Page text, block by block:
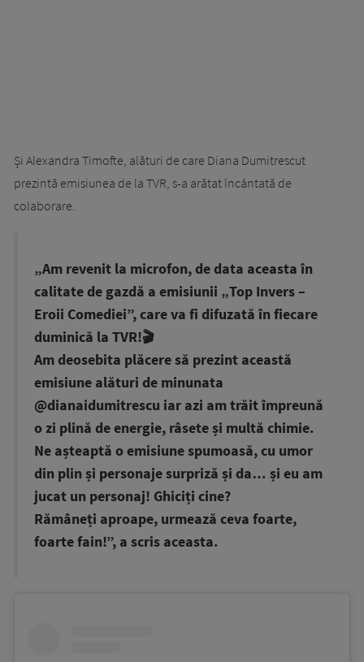
Și Alexandra Timofte, alături de care Diana Dumitrescut
prezintă emisiunea de la TVR, s-a arătat încântată de
colaborare.
„Am revenit la microfon, de data aceasta în
calitate de gazdă a emisiunii „Top Invers –
Eroii Comediei”, care va fi difuzată în fiecare
duminică la TVR!🎬
Am deosebita plăcere să prezint această
emisiune alături de minunata
@dianaidumitrescu iar azi am trăit împreună
o zi plină de energie, râsete și multă chimie.
Ne așteaptă o emisiune spumoasă, cu umor
din plin și personaje surpriză și da… și eu am
jucat un personaj! Ghiciți cine?
Rămâneți aproape, urmează ceva foarte,
foarte fain!”, a scris aceasta.